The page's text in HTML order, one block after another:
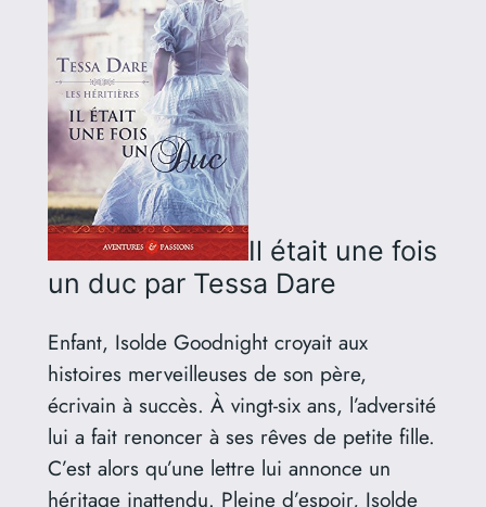
Il était une fois
un duc par Tessa Dare
Enfant, Isolde Goodnight croyait aux
histoires merveilleuses de son père,
écrivain à succès. À vingt-six ans, l’adversité
lui a fait renoncer à ses rêves de petite fille.
C’est alors qu’une lettre lui annonce un
héritage inattendu. Pleine d’espoir, Isolde